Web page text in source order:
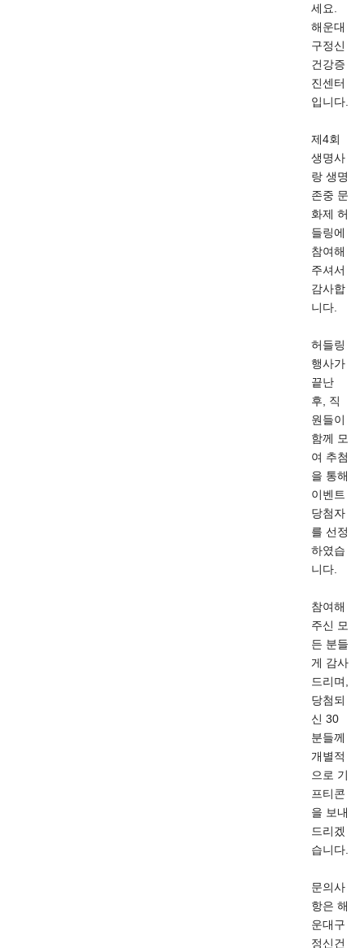
세요.
해운대
구정신
건강증
진센터
입니다.
제4회
생명사
랑 생명
존중 문
화제 허
들링에
참여해
주셔서
감사합
니다.
허들링
행사가
끝난
후, 직
원들이
함께 모
여 추첨
을 통해
이벤트
당첨자
를 선정
하였습
니다.
참여해
주신 모
든 분들
게 감사
드리며,
당첨되
신 30
분들께
개별적
으로 기
프티콘
을 보내
드리겠
습니다.
문의사
항은 해
운대구
정신건